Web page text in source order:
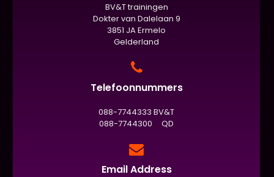
BV&T trainingen
Dokter van Dalelaan 9
3851 JA Ermelo
Gelderland
Telefoonnummers
088-7744333 BV&T
088-7744300 QD
Email Address